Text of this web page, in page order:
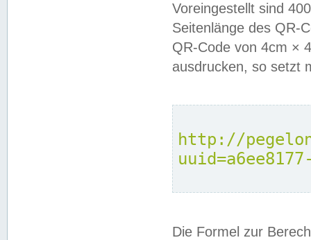
Voreingestellt sind
Seitenlänge des QR-
QR-Code von 4cm ×
ausdrucken, so setzt
http://
Die Formel zur